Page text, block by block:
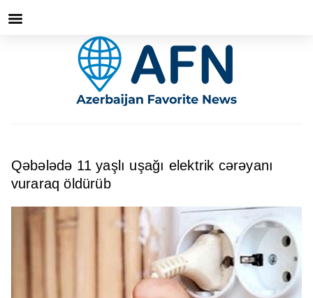
Qəbələdə 11 yaşlı uşağı elektrik cərəyanı
vuraraq öldürüb